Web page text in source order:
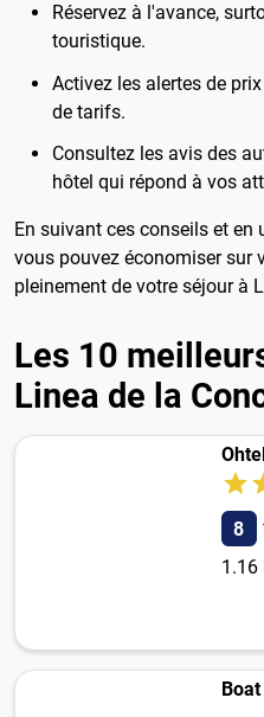
Réservez à l'avance,
touristique.
Activez les alertes de
de tarifs.
Consultez les avis des
hôtel qui répond à vos
En suivant ces conseils et
vous pouvez économiser sur
pleinement de votre séjour à
Les 10
Linea de la
8
1.16